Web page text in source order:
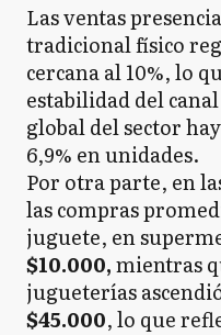
Las ventas
tradicional físico
cercana al 10%, lo
estabilidad del
global del sector
6,9% en unidades.
Por otra parte, en
las compras
juguete, en
$10.000,mientras
jugueterías
$45.000, lo que